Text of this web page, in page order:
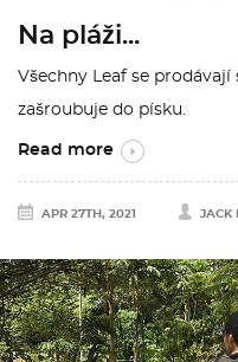
Na pláži...
Všechny Leaf se
zašroubuje do písku.
Read more
APR 27TH, 2021 JACK